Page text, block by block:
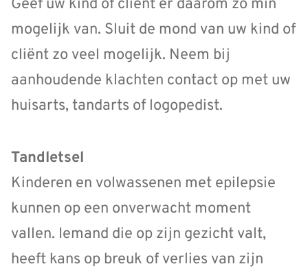
Geef uw kind of cliënt er daarom zo min
mogelijk van. Sluit de mond van uw kind of
cliënt zo veel mogelijk. Neem bij
aanhoudende klachten contact op met uw
huisarts, tandarts of logopedist.
Tandletsel
Kinderen en volwassenen met epilepsie
kunnen op een onverwacht moment
vallen. Iemand die op zijn gezicht valt,
heeft kans op breuk of verlies van zijn